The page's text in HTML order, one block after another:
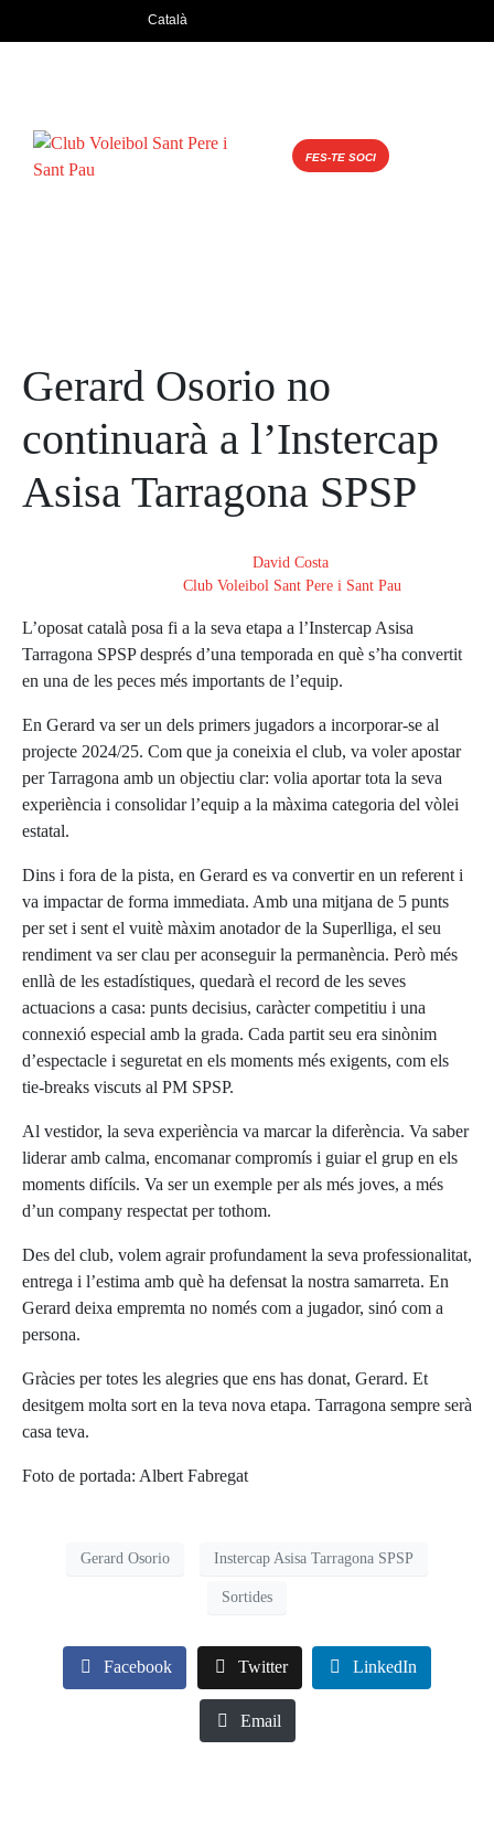
Català
FES-TE SOCI
David Costa
Club Voleibol Sant Pere i Sant Pau
Gerard Osorio no
continuarà a l’Instercap
Asisa Tarragona SPSP
L’oposat català posa fi a la seva etapa a l’Instercap Asisa
Tarragona SPSP després d’una temporada en què s’ha convertit
en una de les peces més importants de l’equip.
En Gerard va ser un dels primers jugadors a incorporar-se al
projecte 2024/25. Com que ja coneixia el club, va voler apostar
per Tarragona amb un objectiu clar: volia aportar tota la seva
experiència i consolidar l’equip a la màxima categoria del vòlei
estatal.
Dins i fora de la pista, en Gerard es va convertir en un referent i
va impactar de forma immediata. Amb una mitjana de 5 punts
per set i sent el vuitè màxim anotador de la Superlliga, el seu
rendiment va ser clau per aconseguir la permanència. Però més
enllà de les estadístiques, quedarà el record de les seves
actuacions a casa: punts decisius, caràcter competitiu i una
connexió especial amb la grada. Cada partit seu era sinònim
d’espectacle i seguretat en els moments més exigents, com els
tie-breaks viscuts al PM SPSP.
Al vestidor, la seva experiència va marcar la diferència. Va saber
liderar amb calma, encomanar compromís i guiar el grup en els
moments difícils. Va ser un exemple per als més joves, a més
d’un company respectat per tothom.
Des del club, volem agrair profundament la seva professionalitat,
entrega i l’estima amb què ha defensat la nostra samarreta. En
Gerard deixa empremta no només com a jugador, sinó com a
persona.
Gràcies per totes les alegries que ens has donat, Gerard. Et
desitgem molta sort en la teva nova etapa. Tarragona sempre serà
casa teva.
Foto de portada: Albert Fabregat
Gerard Osorio Instercap Asisa Tarragona SPSP
Sortides
Facebook Twitter LinkedIn
Email